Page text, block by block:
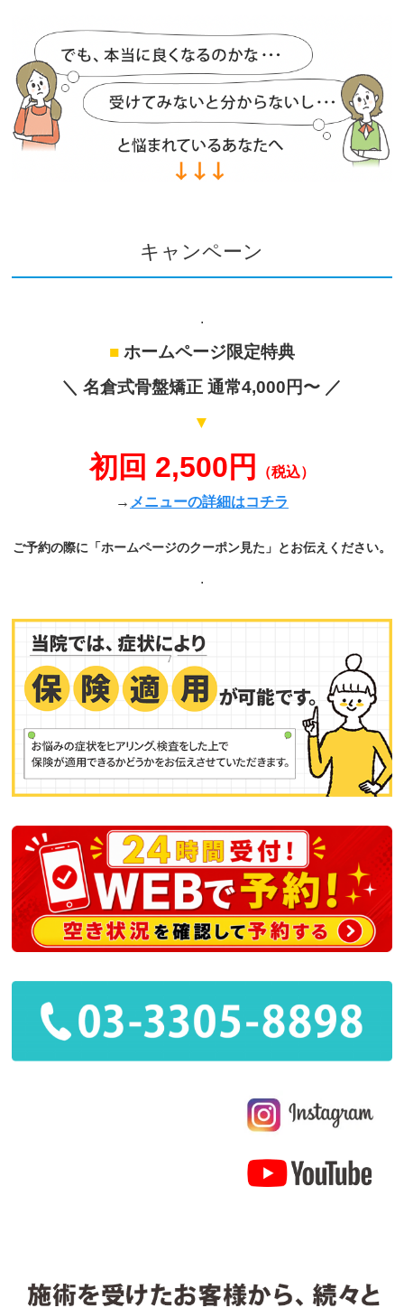
キャンペーン
.
■ホームページ限定特典
＼ 名倉式骨盤矯正 通常4,000円〜 ／
▼
初回 2,500円
（税込）
→ メニューの詳細はコチラ
ご予約の際に「ホームページのクーポン見た」とお伝えください。
.